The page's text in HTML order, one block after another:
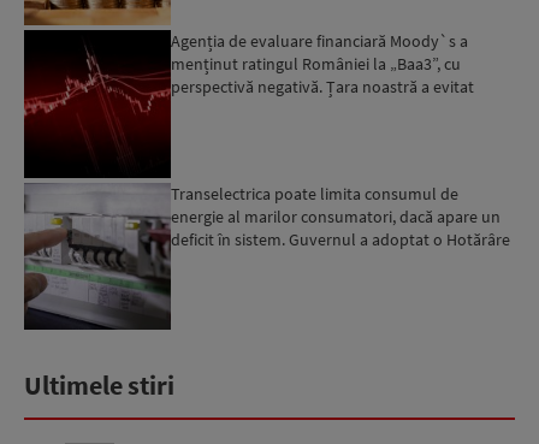
Agenția de evaluare financiară Moody`s a
menținut ratingul României la „Baa3”, cu
perspectivă negativă. Țara noastră a evitat
Transelectrica poate limita consumul de
energie al marilor consumatori, dacă apare un
deficit în sistem. Guvernul a adoptat o Hotărâre
Ultimele stiri